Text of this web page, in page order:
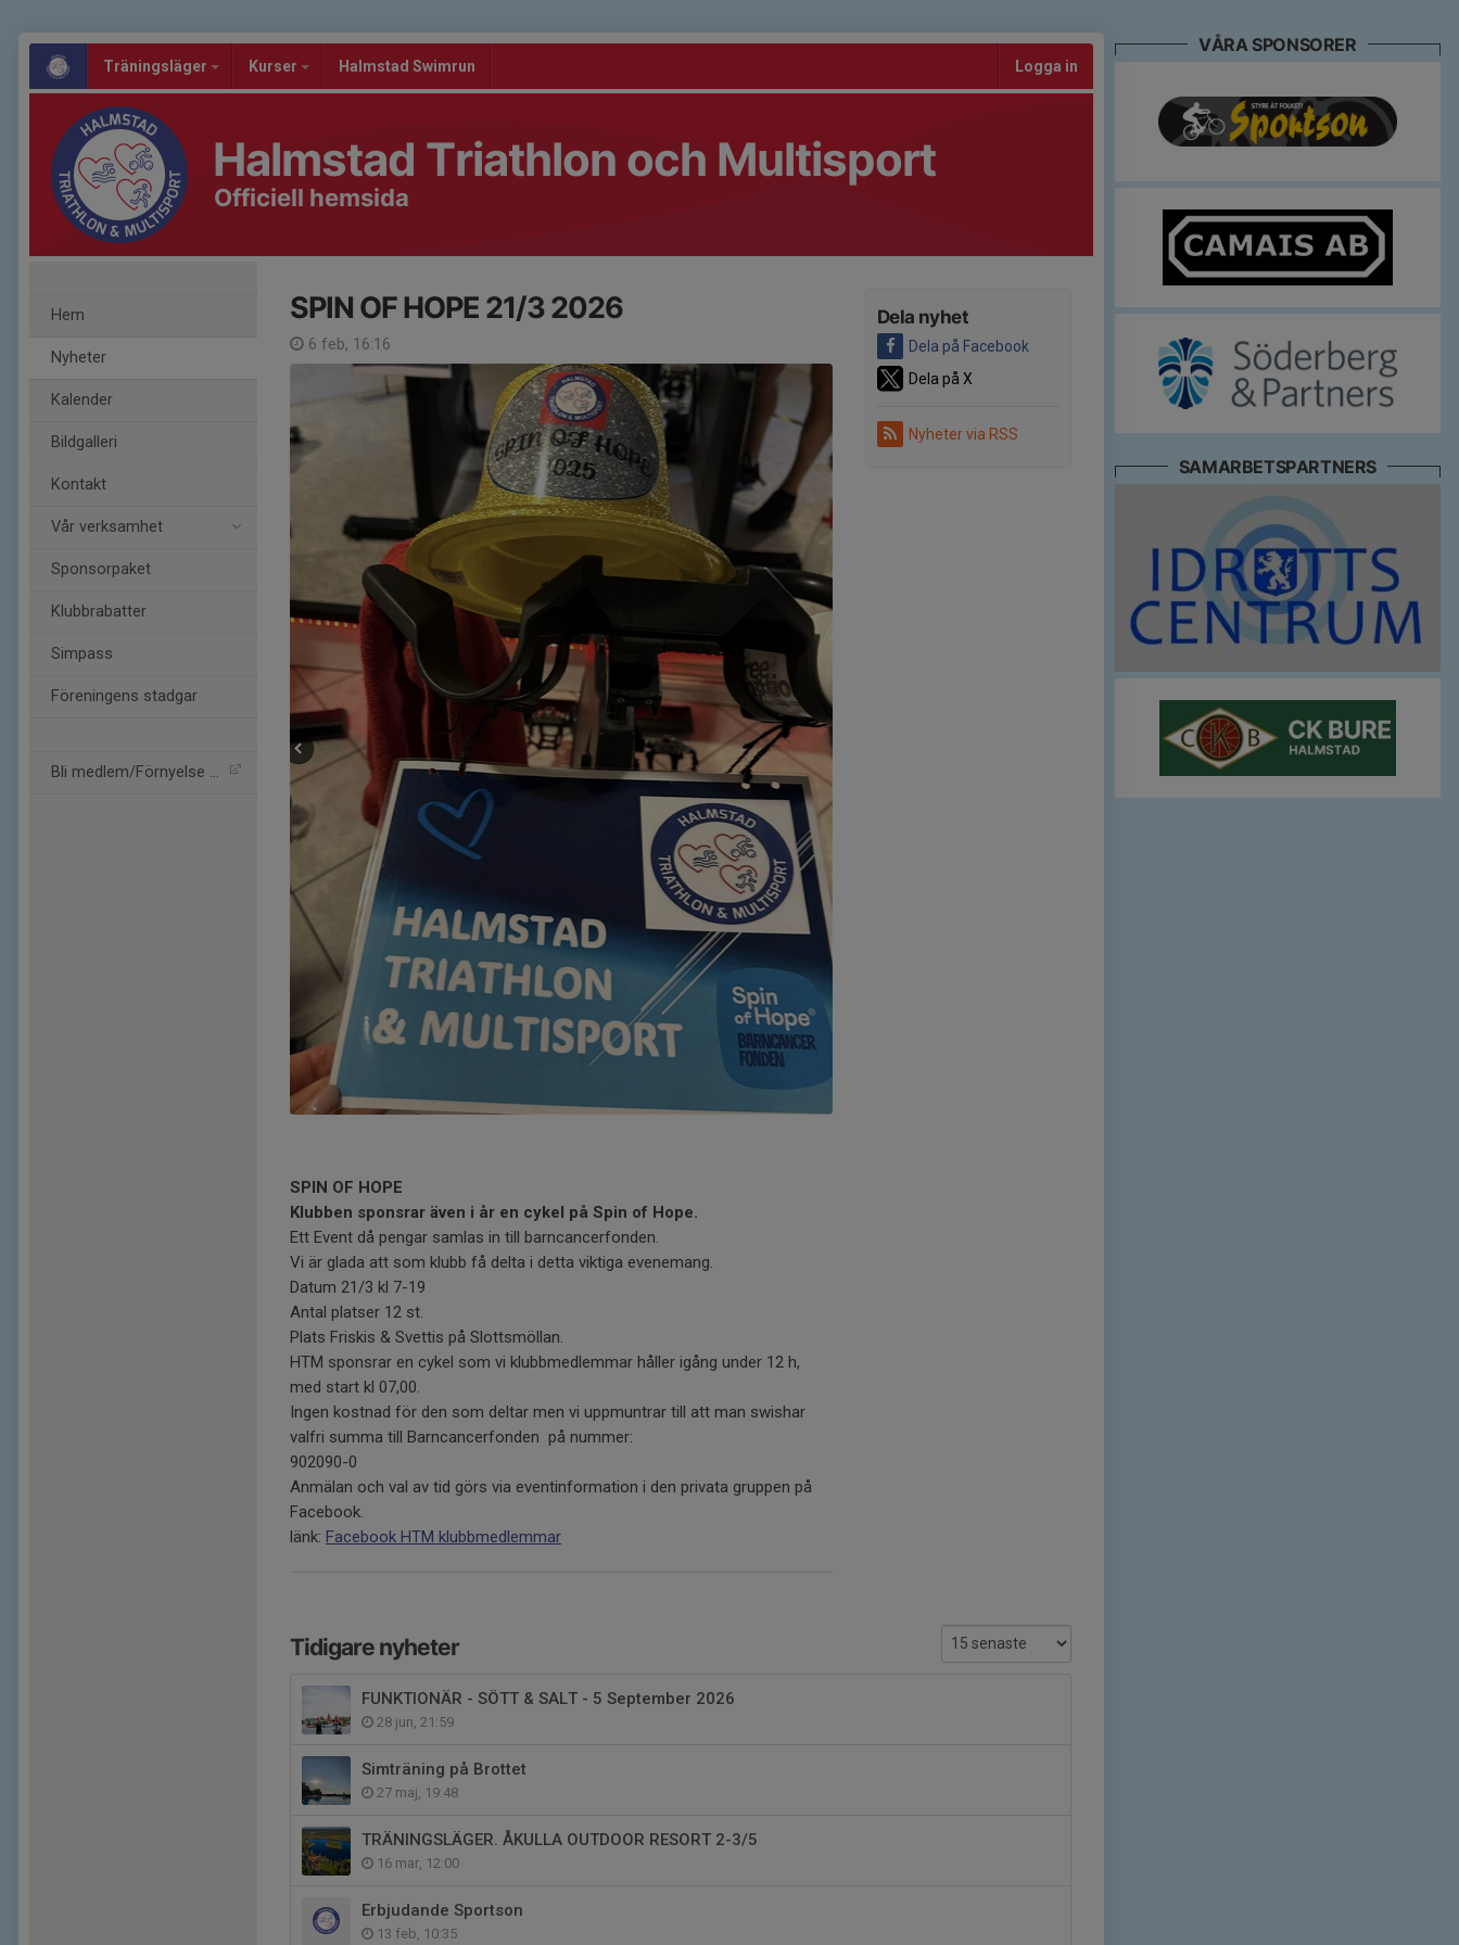
Träningsläger Kurser Halmstad Swimrun Logga in
Halmstad Triathlon och Multisport
Officiell hemsida
Hem
Nyheter
Kalender
Bildgalleri
Kontakt
Vår verksamhet
Sponsorpaket
Klubbrabatter
Simpass
Föreningens stadgar
Bli medlem/Förnyelse av m
Dela nyhet
Dela på Facebook
Dela på X
Nyheter via RSS
SPIN OF HOPE 21/3 2026
6 feb, 16:16
SPIN OF HOPE
Klubben sponsrar även i år en cykel på Spin of Hope.
Ett Event då pengar samlas in till barncancerfonden.
Vi är glada att som klubb få delta i detta viktiga evenemang.
Datum 21/3 kl 7-19
Antal platser 12 st.
Plats Friskis & Svettis på Slottsmöllan.
HTM sponsrar en cykel som vi klubbmedlemmar håller igång under 12 h,
med start kl 07,00.
Ingen kostnad för den som deltar men vi uppmuntrar till att man swishar
valfri summa till Barncancerfonden på nummer:
902090-0
Anmälan och val av tid görs via eventinformation i den privata gruppen på
Facebook.
länk: Facebook HTM klubbmedlemmar
Tidigare nyheter
FUNKTIONÄR - SÖTT & SALT - 5 September 2026
28 jun, 21:59
Simträning på Brottet
27 maj, 19:48
TRÄNINGSLÄGER. ÅKULLA OUTDOOR RESORT 2-3/5
16 mar, 12:00
Erbjudande Sportson
13 feb, 10:35
VÅRA SPONSORER
SAMARBETSPARTNERS